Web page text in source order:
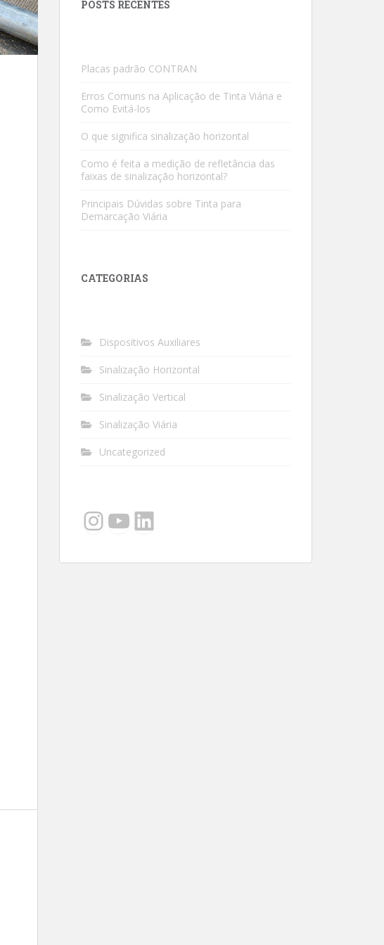
POSTS RECENTES
Placas padrão CONTRAN
Erros Comuns na Aplicação de Tinta Viária e
Como Evitá-los
O que significa sinalização horizontal
Como é feita a medição de refletância das
faixas de sinalização horizontal?
Principais Dúvidas sobre Tinta para
Demarcação Viária
CATEGORIAS
Dispositivos Auxiliares
Sinalização Horizontal
Sinalização Vertical
Sinalização Viária
Uncategorized
Instagram
YouTube
LinkedIn